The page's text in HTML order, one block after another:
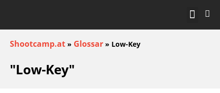
Shootcamp.at » Glossar » Low-Key
"Low-Key"